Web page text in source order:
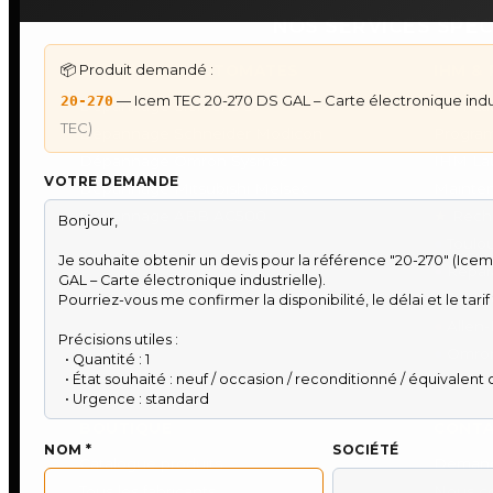
📦 Produit demandé :
20-270 — Icem TEC 20-270 DS GAL – Carte électronique
TEC)
VOTRE DEMANDE
NOM * SOCIÉTÉ
NOS SERVICES
DÉPANNAGE AUTOMATES
Dépannage Siemens S7
Dépannage Schneider Modicon
Dépannage Mitsubishi Melsec
Dépannage ABB AC500
IHM
IHM
●
● Audit
●Vente